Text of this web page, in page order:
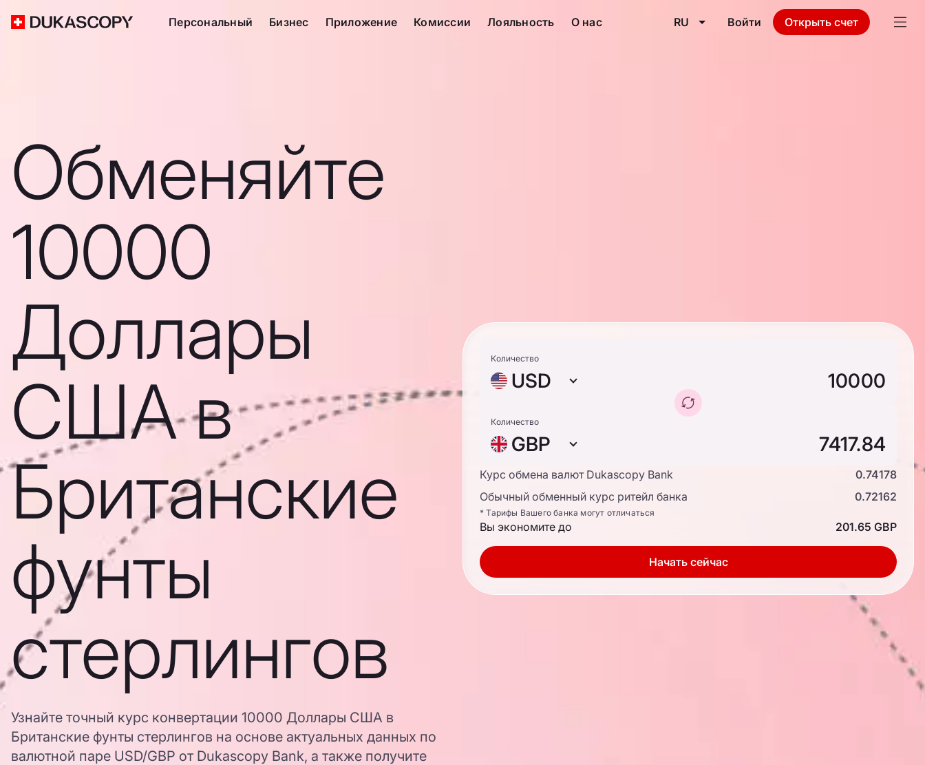
Персональный Бизнес Приложение Комиссии Лояльность О нас RU Войти Открыть счет
Обменяйте
10000
Доллары
США в
Британские
фунты
стерлингов
Узнайте точный курс конвертации 10000 Доллары США в
Британские фунты стерлингов на основе актуальных данных по
валютной паре USD/GBP от Dukascopy Bank, а также получите
Количество
USD
Количество
GBP
Курс обмена валют Dukascopy Bank
0.74178
Обычный обменный курс ритейл банка
0.72162
* Тарифы Вашего банка могут отличаться
Вы экономите до 201.65 GBP
Начать сейчас